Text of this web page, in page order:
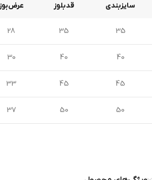
سایزبندی قدبلوز عرض‌بوز
35
35
28
40
40
30
45
45
33
50
50
37